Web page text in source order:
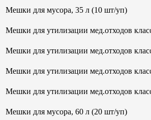
Мешки для мусора, 35 л (10 шт/уп)
Мешки для утилизации мед.отходов
Мешки для утилизации мед.отходов
Мешки для утилизации мед.отходов
Мешки для утилизации мед.отходов
Мешки для мусора, 60 л (20 шт/уп)